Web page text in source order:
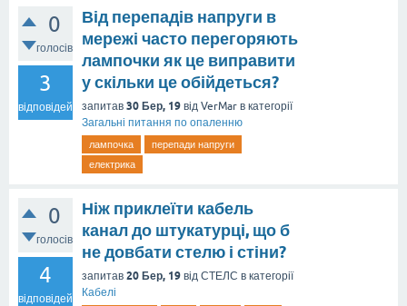
0
голосів
3
відповідей
Від перепадів напруги в
мережі часто перегоряють
лампочки як це виправити
у скільки це обійдеться?
запитав 30 Бер, 19 від VerMar в категорії
Загальні питання по опаленню
лампочка
перепади напруги
електрика
0
голосів
4
відповідей
Ніж приклеїти кабель
канал до штукатурці, що б
не довбати стелю і стіни?
запитав 20 Бер, 19 від СТЕЛС в категорії
Кабелі